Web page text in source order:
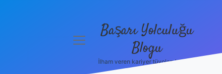
menüyüBaşarı Yolculuğu
Blogu
İlham veren kariyer tüyoları burada!